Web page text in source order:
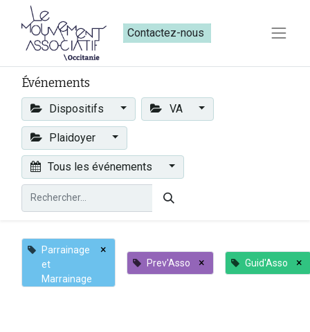
Contactez-nous​​
Événements
Dispositifs VA
Plaidoyer
Tous les événements
Parrainage
et
Marrainage
×
Prev'Asso × Guid'Asso ×